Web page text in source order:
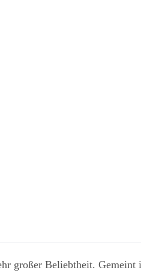
großer Beliebtheit.